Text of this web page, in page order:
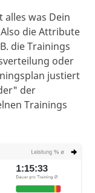
was Dein
die Attribute
die Trainings
oder
justiert
der
Trainings